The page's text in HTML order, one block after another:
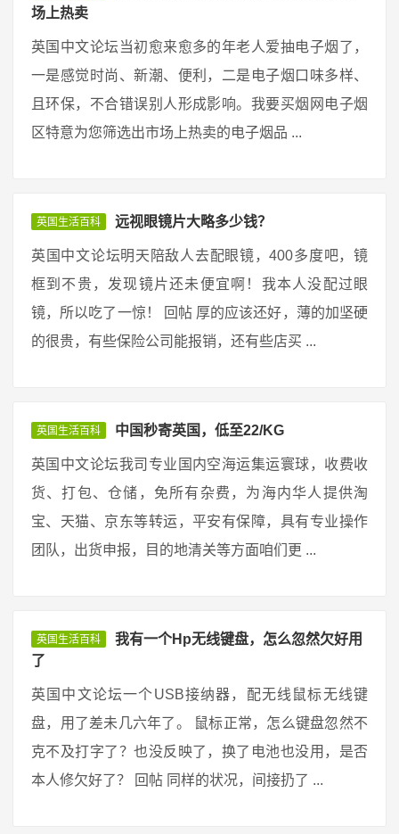
场上热卖
英国中文论坛当初愈来愈多的年老人爱抽电子烟了，
一是感觉时尚、新潮、便利，二是电子烟口味多样、
且环保，不合错误别人形成影响。我要买烟网电子烟
区特意为您筛选出市场上热卖的电子烟品 ...
英国生活百科 远视眼镜片大略多少钱？
英国中文论坛明天陪敌人去配眼镜，400多度吧，镜
框到不贵，发现镜片还未便宜啊！我本人没配过眼
镜，所以吃了一惊！ 回帖 厚的应该还好，薄的加坚硬
的很贵，有些保险公司能报销，还有些店买 ...
英国生活百科 中国秒寄英国，低至22/KG
英国中文论坛我司专业国内空海运集运寰球，收费收
货、打包、仓储，免所有杂费，为海内华人提供淘
宝、天猫、京东等转运，平安有保障，具有专业操作
团队，出货申报，目的地清关等方面咱们更 ...
英国生活百科
我有一个Hp无线键盘，怎么忽然欠好用
了
英国中文论坛一个USB接纳器，配无线鼠标无线键
盘，用了差未几六年了。 鼠标正常，怎么键盘忽然不
克不及打字了？也没反映了，换了电池也没用，是否
本人修欠好了？ 回帖 同样的状况，间接扔了 ...